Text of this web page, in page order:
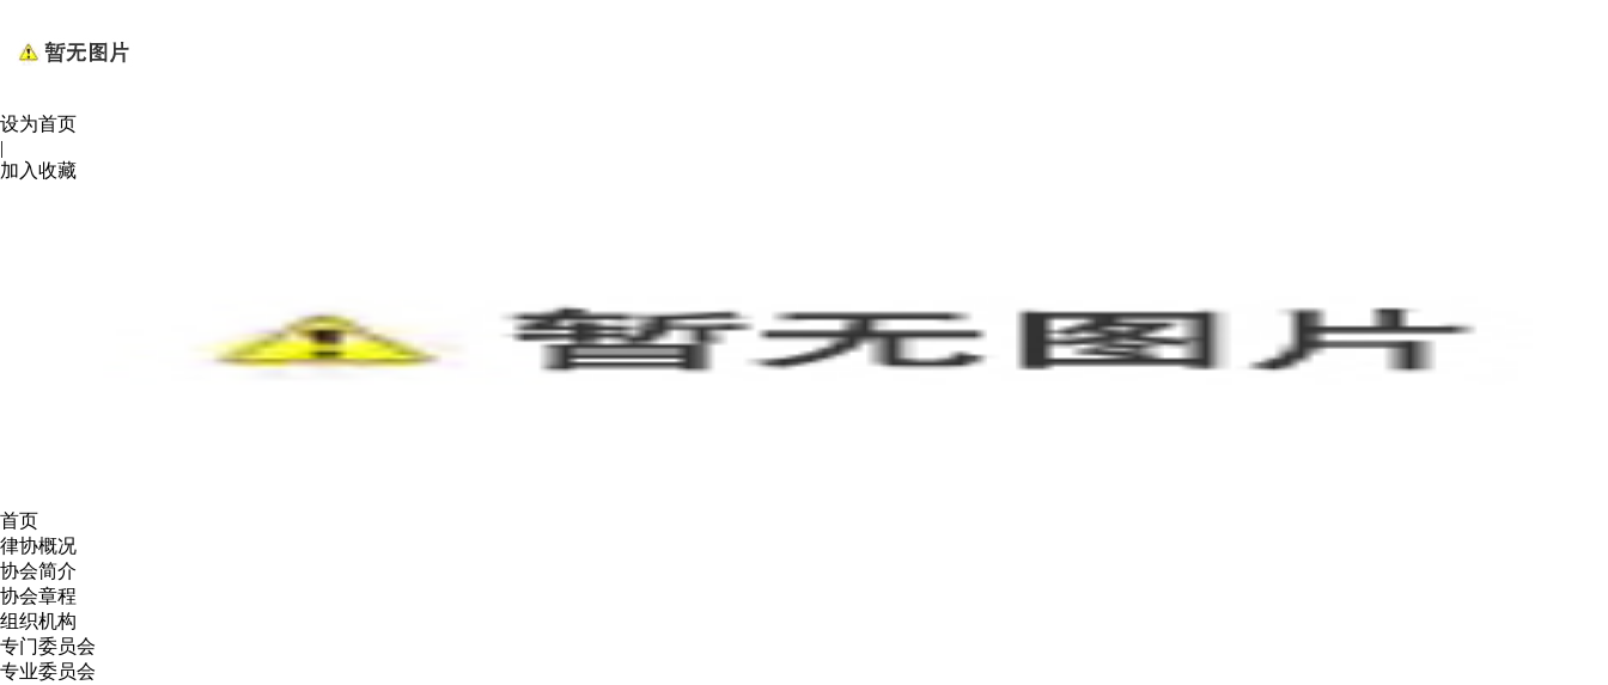
设为首页
|
加入收藏
首页
律协概况
协会简介
协会章程
组织机构
专门委员会
专业委员会